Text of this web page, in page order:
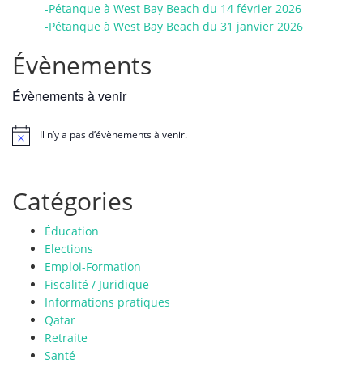
-Pétanque à West Bay Beach du 14 février 2026
-Pétanque à West Bay Beach du 31 janvier 2026
Évènements
Évènements à venir
N
c
e
Il n’y a pas d’évènements à venir.
Catégories
Éducation
Elections
Emploi-Formation
Fiscalité / Juridique
Informations pratiques
Qatar
Retraite
Santé